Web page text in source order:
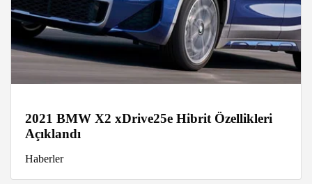
2021 BMW X2 xDrive25e Hibrit Özellikleri
Açıklandı
Haberler